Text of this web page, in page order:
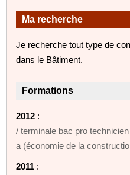
Ma recherche
Je recherche tout type de
dans le Bâtiment.
Formations
2012 :
/ terminale bac pro
a (économie de la
2011 :